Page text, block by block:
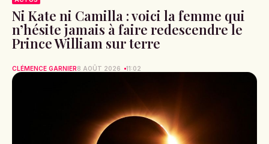
Ni Kate ni Camilla : voici la femme qui
n’hésite jamais à faire redescendre le
Prince William sur terre
CLÉMENCE GARNIER8 AOÛT 2026 11:02